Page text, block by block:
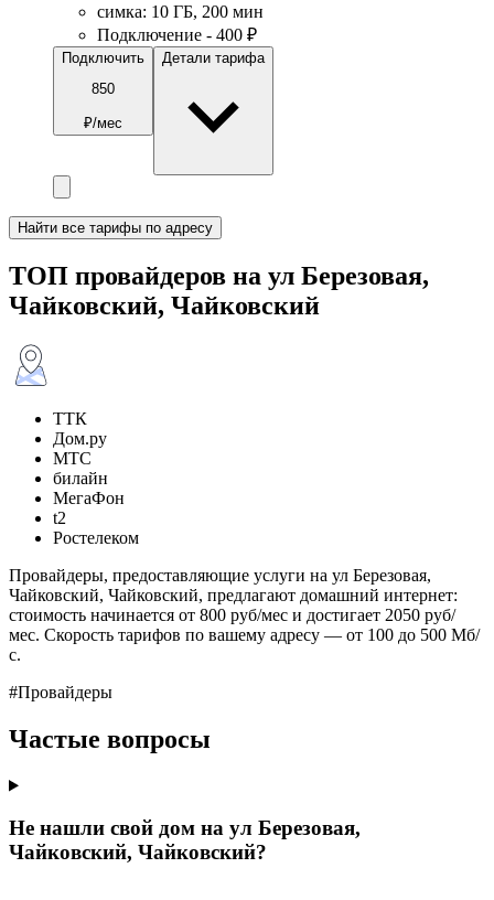
симка: 10 ГБ, 200 мин
Подключение - 400 ₽
Подключить
850
₽/мес
Детали тарифа
Найти все тарифы по адресу
ТОП провайдеров на ул Березовая,
Чайковский, Чайковский
ТТК
Дом.ру
МТС
билайн
МегаФон
t2
Ростелеком
Провайдеры, предоставляющие услуги на ул Березовая,
Чайковский, Чайковский, предлагают домашний интернет:
стоимость начинается от 800 руб/мес и достигает 2050 руб/
мес. Скорость тарифов по вашему адресу — от 100 до 500 Мб/
с.
#Провайдеры
Частые вопросы
Не нашли свой дом на ул Березовая,
Чайковский, Чайковский?